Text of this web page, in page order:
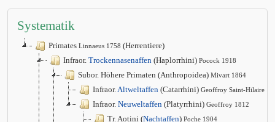
Systematik
Primates Linnaeus 1758 (Herrentiere)
Infraor. Trockennasenaffen (Haplorrhini) Pocock 1918
Subor. Höhere Primaten (Anthropoidea) Mivart 1864
Infraor.Altweltaffen (Catarrhini) Geoffroy Saint-Hilaire
Infraor. Neuweltaffen (Platyrrhini) Geoffroy 1812
Tr. Aotini (Nachtaffen) Poche 1904